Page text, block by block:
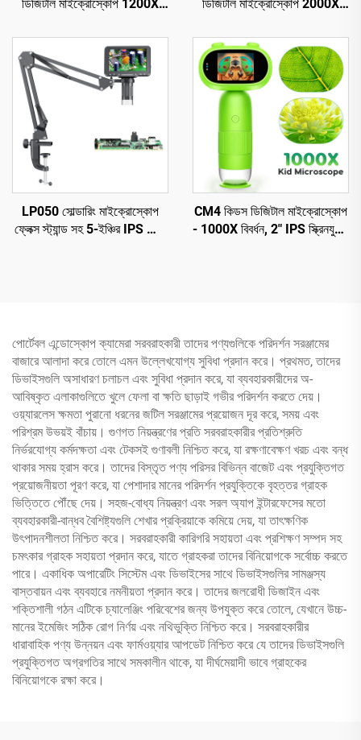
ডিজিটাল মাইক্রোস্কোপ 1200X
16MP সোল্ডারিং মাইক্রোস্কোপ
ডিজিটাল মাইক্রোস্কোপ 2000X
LP050 সোল্ডারিং মাইক্রোস্কোপ
ফ্লেক্স স্ট্যান্ড সহ 5-ইঞ্চির IPS স্ক্রিন
CM4 কিডস ডিজিটাল মাইক্রোস্কোপ
- 1000X বিবর্ধন, 2" IPS স্ক্রিনযুক্ত
পোর্টেবল এন্ডোস্কোপ ক্যামেরা সরবরাহকারী তাদের পণ্যগুলিকে পরিদর্শন সরঞ্জামের
বাজারে আলাদা করে তোলে এমন উল্লেখযোগ্য সুবিধা প্রদান করে। প্রথমত, তাদের
ডিভাইসগুলি অসাধারণ চলাচল এবং সুবিধা প্রদান করে, যা ব্যবহারকারীদের অ-
আবিষ্কৃত এলাকাগুলিতে খুলে ফেলা বা ক্ষতি ছাড়াই গভীর পরিদর্শন করতে দেয়।
ওয়্যারলেস ক্ষমতা পুরানো ধরনের জটিল সরঞ্জামের প্রয়োজন দূর করে, সময় এবং
পরিশ্রম উভয়ই বাঁচায়। গুণগত নিয়ন্ত্রণের প্রতি সরবরাহকারীর প্রতিশ্রুতি
নির্ভরযোগ্য কর্মদক্ষতা এবং টেকসই গুণাবলী নিশ্চিত করে, যা রক্ষণাবেক্ষণ খরচ এবং বন্ধ
থাকার সময় হ্রাস করে। তাদের বিস্তৃত পণ্য পরিসর বিভিন্ন বাজেট এবং প্রযুক্তিগত
প্রয়োজনীয়তা পূরণ করে, যা পেশাদার মানের পরিদর্শন প্রযুক্তিকে বৃহত্তর গ্রাহক
ভিত্তিতে পৌঁছে দেয়। সহজ-বোধ্য নিয়ন্ত্রণ এবং সরল অ্যাপ ইন্টারফেসের মতো
ব্যবহারকারী-বান্ধব বৈশিষ্ট্যগুলি শেখার প্রক্রিয়াকে কমিয়ে দেয়, যা তাৎক্ষণিক
উৎপাদনশীলতা নিশ্চিত করে। সরবরাহকারী কারিগরি সহায়তা এবং প্রশিক্ষণ সম্পদ সহ
চমৎকার গ্রাহক সহায়তা প্রদান করে, যাতে গ্রাহকরা তাদের বিনিয়োগকে সর্বোচ্চ করতে
পারে। একাধিক অপারেটিং সিস্টেম এবং ডিভাইসের সাথে ডিভাইসগুলির সামঞ্জস্য
বাস্তবায়ন এবং ব্যবহারে নমনীয়তা প্রদান করে। তাদের জলরোধী ডিজাইন এবং
শক্তিশালী গঠন এটিকে চ্যালেঞ্জিং পরিবেশের জন্য উপযুক্ত করে তোলে, যেখানে উচ্চ-
মানের ইমেজিং সঠিক রোগ নির্ণয় এবং নথিভুক্তি নিশ্চিত করে। সরবরাহকারীর
ধারাবাহিক পণ্য উন্নয়ন এবং ফার্মওয়্যার আপডেট নিশ্চিত করে যে তাদের ডিভাইসগুলি
প্রযুক্তিগত অগ্রগতির সাথে সমকালীন থাকে, যা দীর্ঘমেয়াদী ভাবে গ্রাহকের
বিনিয়োগকে রক্ষা করে।